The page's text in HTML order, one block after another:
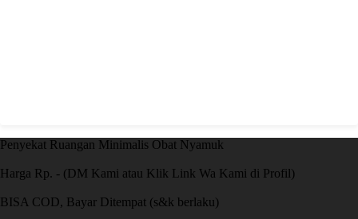
Penyekat Ruangan Minimalis Obat Nyamuk
Harga Rp. - (DM Kami atau Klik Link Wa Kami di Profil)
BISA COD, Bayar Ditempat (s&k berlaku)